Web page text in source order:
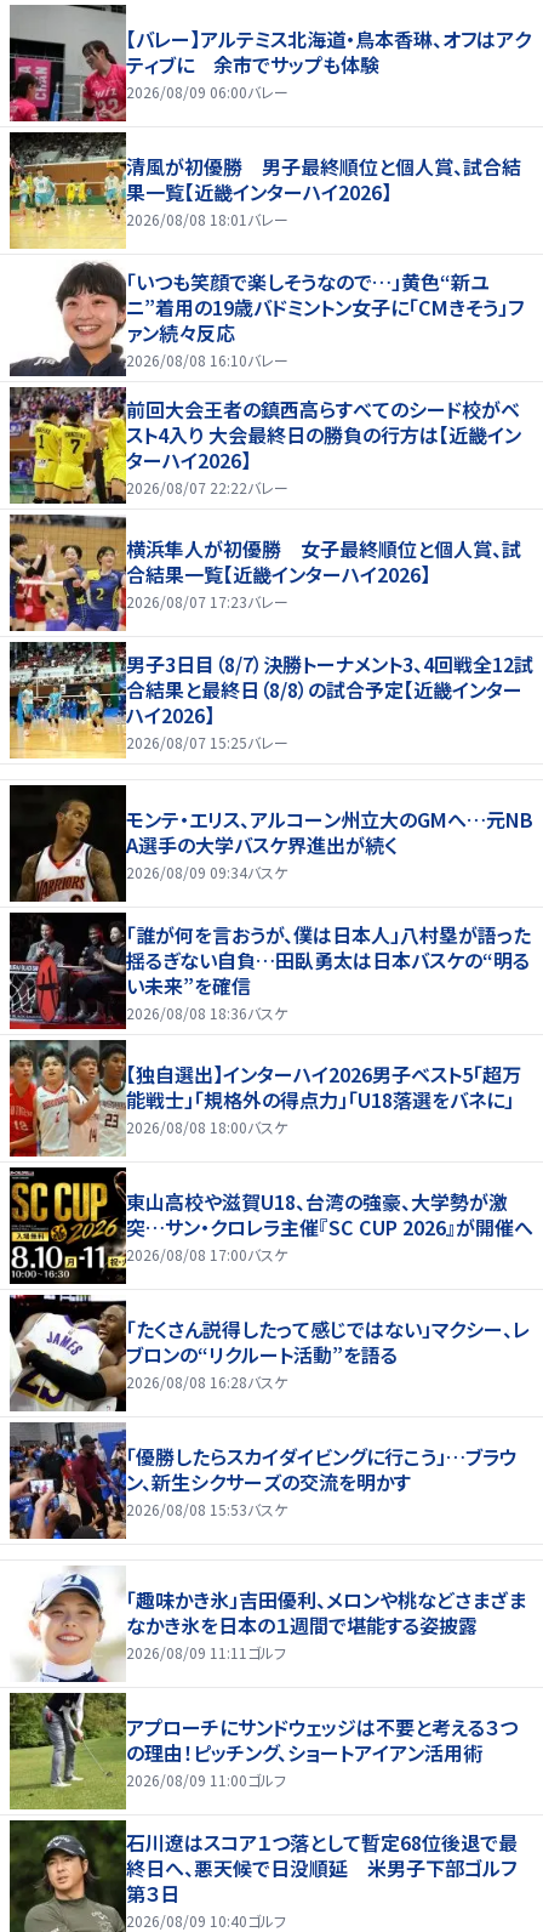
【バレー】アルテミス北海道・鳥本香琳、オフはアク
ティブに 余市でサップも体験
2026/08/09 06:00バレー
清風が初優勝 男子最終順位と個人賞、試合結
果一覧【近畿インターハイ2026】
2026/08/08 18:01 バレー
「いつも笑顔で楽しそうなので…」黄色“新ユ
ニ”着用の19歳バドミントン女子に「CMきそう」フ
ァン続々反応
2026/08/08 16:10バレー
前回大会王者の鎮西高らすべてのシード校がベ
スト4入り 大会最終日の勝負の行方は【近畿イン
ターハイ2026】
2026/08/07 22:22バレー
横浜隼人が初優勝 女子最終順位と個人賞、試
合結果一覧【近畿インターハイ2026】
2026/08/07 17:23バレー
男子3日目（8/7）決勝トーナメント3、4回戦全12試
合結果と最終日（8/8）の試合予定【近畿インター
ハイ2026】
2026/08/07 15:25バレー
モンテ・エリス、アルコーン州立大のGMへ…元NB
A選手の大学バスケ界進出が続く
2026/08/09 09:34バスケ
「誰が何を言おうが、僕は日本人」八村塁が語った
揺るぎない自負…田臥勇太は日本バスケの“明る
い未来”を確信
2026/08/08 18:36バスケ
【独自選出】インターハイ2026男子ベスト5「超万
能戦士」「規格外の得点力」「U18落選をバネに」
2026/08/08 18:00バスケ
東山高校や滋賀U18、台湾の強豪、大学勢が激
突…サン・クロレラ主催『SC CUP 2026』が開催へ
2026/08/08 17:00バスケ
「たくさん説得したって感じではない」マクシー、レ
ブロンの“リクルート活動”を語る
2026/08/08 16:28バスケ
「優勝したらスカイダイビングに行こう」…ブラウ
ン、新生シクサーズの交流を明かす
2026/08/08 15:53バスケ
「趣味かき氷」吉田優利、メロンや桃などさまざま
なかき氷を日本の１週間で堪能する姿披露
2026/08/09 11:11 ゴルフ
アプローチにサンドウェッジは不要と考える３つ
の理由！ピッチング、ショートアイアン活用術
2026/08/09 11:00ゴルフ
石川遼はスコア１つ落として暫定68位後退で最
終日へ、悪天候で日没順延 米男子下部ゴルフ
第３日
2026/08/09 10:40ゴルフ